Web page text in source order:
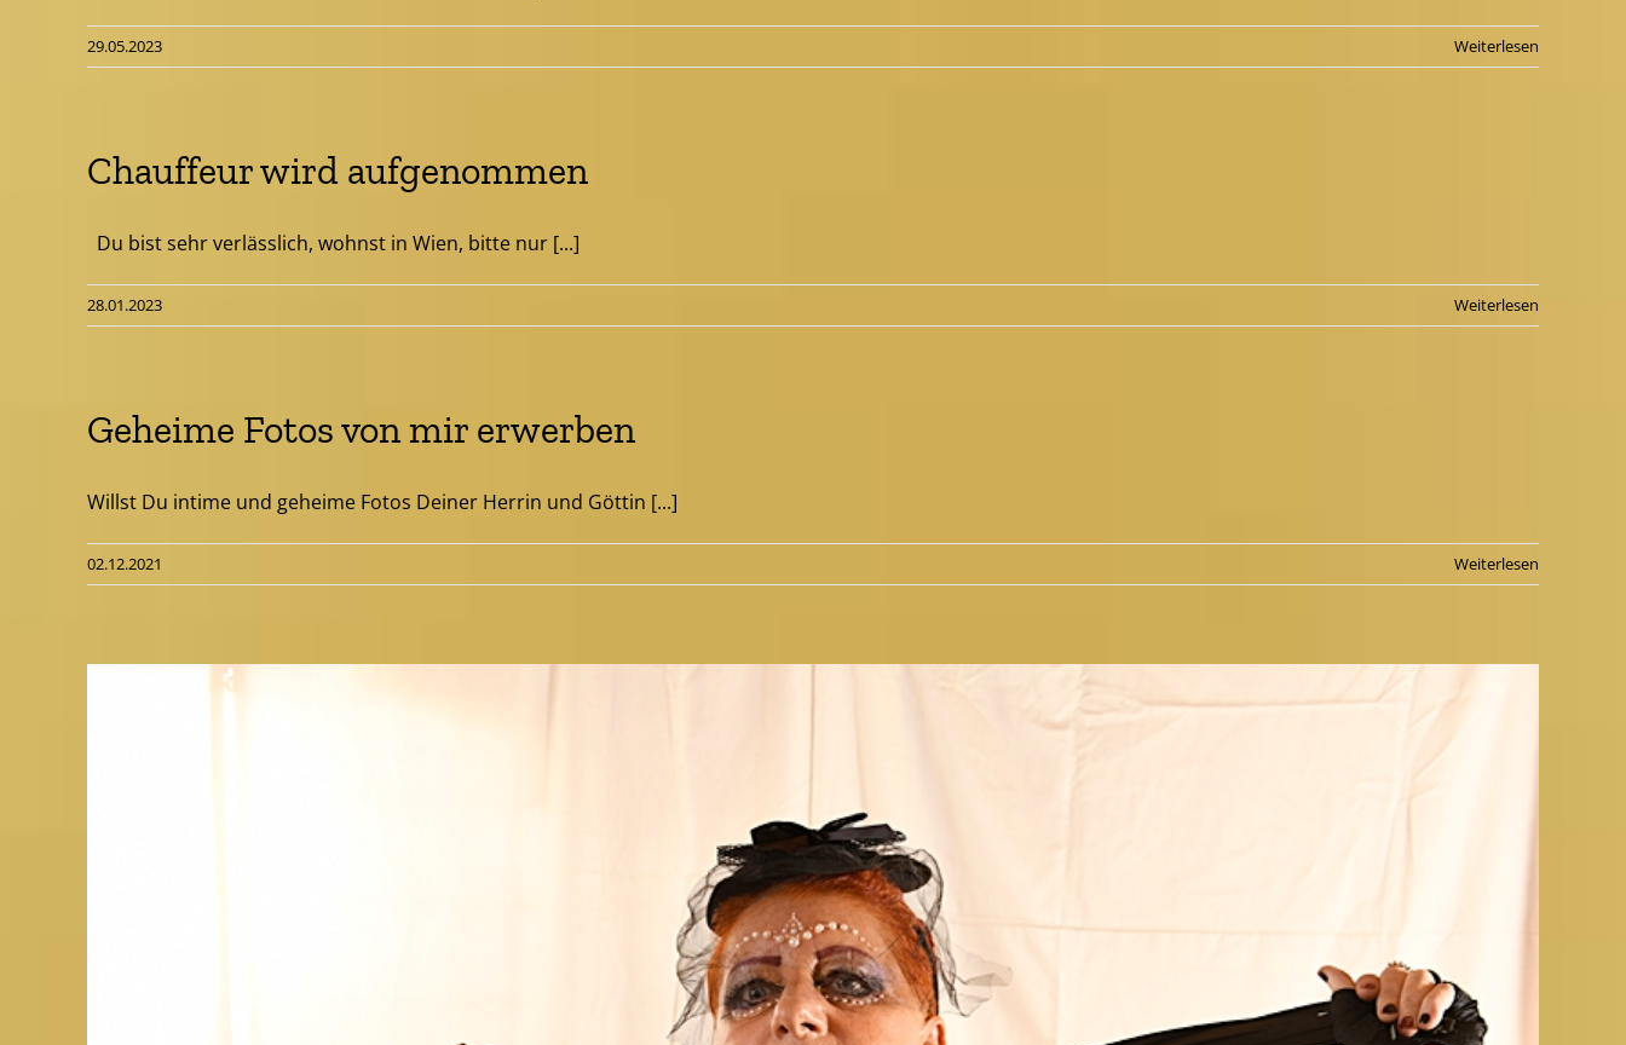
29.05.2023 Weiterlesen
Chauffeur wird aufgenommen
Du bist sehr verlässlich, wohnst in Wien, bitte nur [...]
28.01.2023 Weiterlesen
Geheime Fotos von mir erwerben
Willst Du intime und geheime Fotos Deiner Herrin und Göttin [...]
02.12.2021 Weiterlesen